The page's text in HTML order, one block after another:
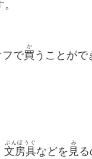
フで買
か
うことがで
文房具
ぶんぼうぐ
などを 見
み